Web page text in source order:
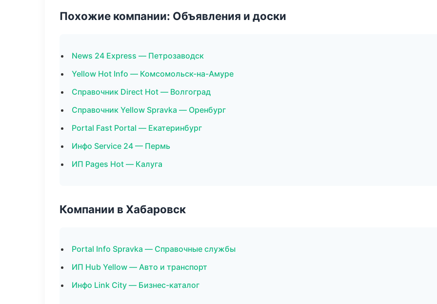
Похожие компании: Объявления и доски
News 24 Express — Петрозаводск
Yellow Hot Info — Комсомольск-на-Амуре
Справочник Direct Hot — Волгоград
Справочник Yellow Spravka — Оренбург
Portal Fast Portal — Екатеринбург
Инфо Service 24 — Пермь
ИП Pages Hot — Калуга
Компании в Хабаровск
Portal Info Spravka — Справочные службы
ИП Hub Yellow — Авто и транспорт
Инфо Link City — Бизнес-каталог